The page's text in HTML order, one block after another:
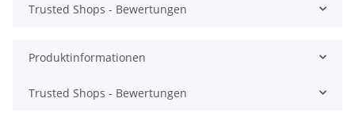
Trusted Shops - Bewertungen
Produktinformationen
Trusted Shops - Bewertungen